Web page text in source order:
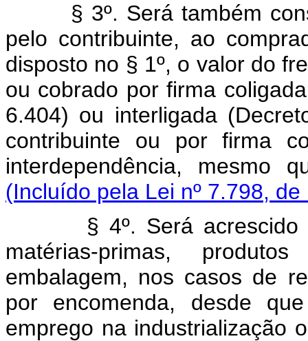
§ 3º. Será também
pelo contribuinte, ao
disposto no § 1º, o valor do
ou cobrado por firma
6.404) ou interligada
contribuinte ou por firma
interdependência, mesmo
(Incluído pela Lei nº 7.798, de
§ 4º. Será acrescido
matérias-primas,
embalagem, nos casos de
por encomenda, desde
emprego na industrialização